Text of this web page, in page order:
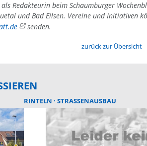
Redakteurin beim Schaumburger
und Bad Eilsen. Vereine und Initiativen
senden.
zurück zur Übersicht
RINTELN STRASSENAUSBAU